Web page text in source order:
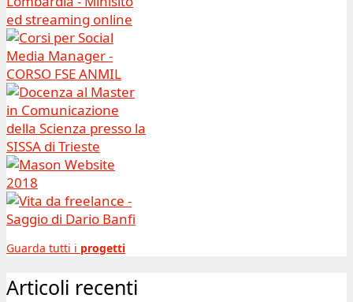
Guarda tutti i progetti
Articoli recenti